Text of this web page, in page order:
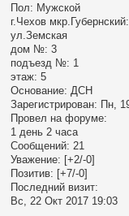
Пол: Мужской
г.Чехов мкр.Губернский:
ул.Земская
дом №: 3
подъезд №: 1
этаж: 5
Основание: ДСН
Зарегистрирован: Пн,
Провел на форуме:
1 день 2 часа
Сообщений: 21
Уважение: [+2/-0]
Позитив: [+7/-0]
Последний визит:
Вс, 22 Окт 2017 19:03